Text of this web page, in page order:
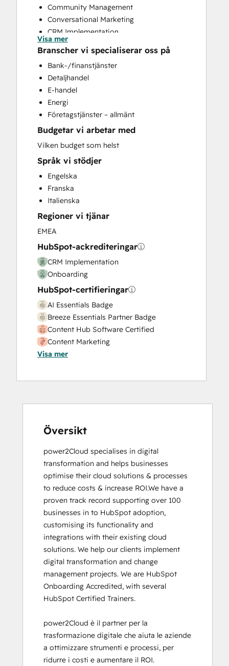
Community Management
Conversational Marketing
CRM Implementation
CRM Migration
Customer Marketing
Customer Success Training
Customer Support Training
Customer Survey and Analysis
Email Marketing
Full Inbound Marketing Services
Help Desk Implementation
Knowledge Base Development
Programmable Automation
Sales and Marketing Alignment
Sales Coaching and Training
Sales Enablement
Website Design
Website Development
Website Migration
Visa mer
Branscher vi specialiserar oss på
Bank-/finanstjänster
Detaljhandel
E-handel
Energi
Företagstjänster – allmänt
Budgetar vi arbetar med
Vilken budget som helst
Språk vi stödjer
Engelska
Franska
Italienska
Regioner vi tjänar
EMEA
HubSpot-ackrediteringar
CRM Implementation
Onboarding
HubSpot-certifieringar
AI Essentials Badge
Breeze Essentials Partner Badge
Content Hub Software Certified
Content Marketing
CRM Data Migration Certification
Digital Advertising
Email Marketing Certification
Frictionless Sales
HubSpot Content Hub Software
HubSpot Email Marketing Software
Certification
HubSpot Implementation for Partners
HubSpot Marketing Hub Software
Certification
HubSpot Reporting
HubSpot Sales Hub Software
Certification
HubSpot Solutions Partner
HubSpot Trainer Certification
Inbound
Inbound Marketing
Marketing Hub Demo
Objectives-Based Onboarding
Platform Consulting
Revenue Operations
Visa mer
Översikt
power2Cloud specialises in digital
transformation and helps businesses
optimise their cloud solutions & processes
to reduce costs & increase ROI.We have a
proven track record supporting over 100
businesses in to HubSpot adoption,
customising its functionality and
integrations with their existing cloud
solutions. We help our clients implement
digital transformation and change
management projects. We are HubSpot
Onboarding Accredited, with several
HubSpot Certified Trainers.
power2Cloud è il partner per la
trasformazione digitale che aiuta le aziende
a ottimizzare strumenti e processi, per
ridurre i costi e aumentare il ROI.